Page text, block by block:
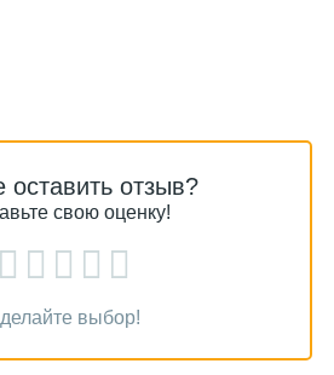
оставить отзыв?
свою оценку!
выбор!